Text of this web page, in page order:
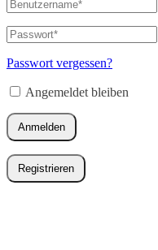
oder
E-
Mail-
Adresse*
Passwort*
Erforderlich
Passwort vergessen?
Angemeldet bleiben
Anmelden
Registrieren